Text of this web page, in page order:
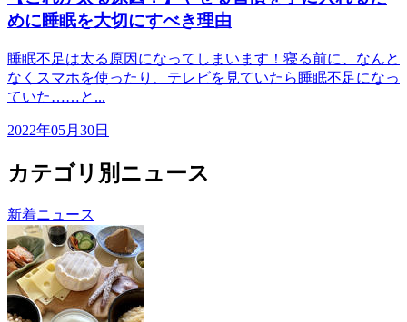
めに睡眠を大切にすべき理由
睡眠不足は太る原因になってしまいます！寝る前に、なんと
なくスマホを使ったり、テレビを見ていたら睡眠不足になっ
ていた……と...
2022年05月30日
カテゴリ別ニュース
新着ニュース